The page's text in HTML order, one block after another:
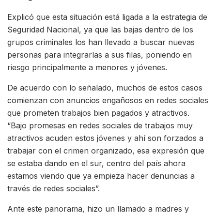
Explicó que esta situación está ligada a la estrategia de
Seguridad Nacional, ya que las bajas dentro de los
grupos criminales los han llevado a buscar nuevas
personas para integrarlas a sus filas, poniendo en
riesgo principalmente a menores y jóvenes.
De acuerdo con lo señalado, muchos de estos casos
comienzan con anuncios engañosos en redes sociales
que prometen trabajos bien pagados y atractivos.
“Bajo promesas en redes sociales de trabajos muy
atractivos acuden estos jóvenes y ahí son forzados a
trabajar con el crimen organizado, esa expresión que
se estaba dando en el sur, centro del país ahora
estamos viendo que ya empieza hacer denuncias a
través de redes sociales”.
Ante este panorama, hizo un llamado a madres y